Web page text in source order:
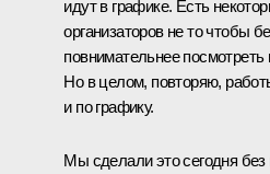
идут в графике. Есть
организаторов не то чтобы
повнимательнее
Но в целом, повторяю,
и по графику.
Мы сделали это сегодня без